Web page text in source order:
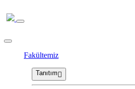
Fakültemiz
Tanıtım